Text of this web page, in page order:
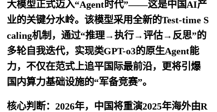
大模型正式迈入“Agent时代”——这是中国AI产
业的关键分水岭。该模型采用全新的Test-time S
caling机制，通过“推理→执行→评估→反思”的
多轮自我迭代，实现类GPT-o3的原生Agent能
力，不仅在范式上追平国际最前沿，更将引爆
国内算力基础设施的“军备竞赛”。
核心判断：2026年，中国将重演2025年海外由R